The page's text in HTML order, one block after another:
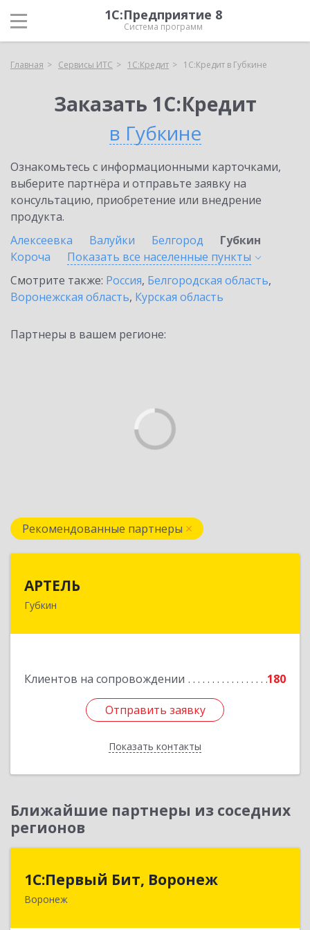
1С:Предприятие 8
Система программ
Главная Сервисы ИТС 1С:Кредит 1С:Кредит в Губкине
Заказать 1С:Кредит
в Губкине
Ознакомьтесь с информационными карточками,
выберите партнёра и отправьте заявку на
консультацию, приобретение или внедрение
продукта.
Алексеевка
Валуйки Белгород
Губкин
Короча
Показать все населенные пункты
Смотрите также: Россия, Белгородская область,
Воронежская область, Курская область
Партнеры в вашем регионе:
Рекомендованные партнеры
АРТЕЛЬ
Губкин
Клиентов на сопровождении 180
Отправить заявку
Показать контакты
309181, Белгородская обл, Губкинский р-н,
Отправить заявку
Назад
Ближайшие партнеры из соседних
регионов
1С:Первый Бит, Воронеж
Воронеж
1С:Первый Бит, Воронеж
394006, Воронежская обл, Воронеж г, 20-летия